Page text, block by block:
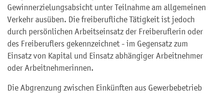
Gewinnerzielungsabsicht unter Teilnahme am allgemeinen
Verkehr ausüben. Die freiberufliche Tätigkeit ist jedoch
durch persönlichen Arbeitseinsatz der Freiberuflerin oder
des Freiberuflers gekennzeichnet - im Gegensatz zum
Einsatz von Kapital und Einsatz abhängiger Arbeitnehmer
oder Arbeitnehmerinnen.
Die Abgrenzung zwischen Einkünften aus Gewerbebetrieb